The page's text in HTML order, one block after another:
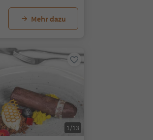
Mehr dazu
1/13